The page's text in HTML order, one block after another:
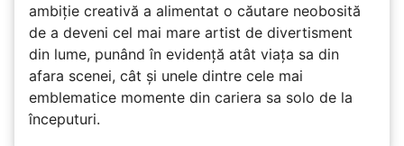
ambiție creativă a alimentat o căutare neobosită
de a deveni cel mai mare artist de divertisment
din lume, punând în evidență atât viața sa din
afara scenei, cât și unele dintre cele mai
emblematice momente din cariera sa solo de la
începuturi.